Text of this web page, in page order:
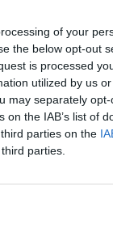
of your
the below opt-out
is processed
utilized by us
may separately
the IAB’s list of
parties on the
parties.
μιας